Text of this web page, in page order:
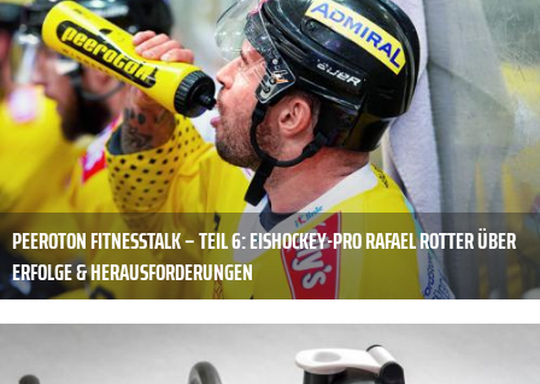
PEEROTON FITNESSTALK – TEIL 6: EISHOCKEY-PRO RAFAEL ROTTER ÜBER
ERFOLGE & HERAUSFORDERUNGEN